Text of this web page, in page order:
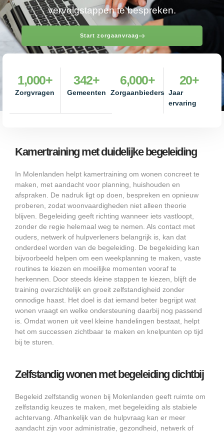
vervolgstappen te bespreken.
Start zorgaanvraag
Zorgvragen
1,000+
Gemeenten
342+
Zorgaanbieders
6,000+
Jaar
ervaring
20+
Kamertraining met duidelijke begeleiding
In Molenlanden helpt kamertraining om wonen concreet te
maken, met aandacht voor planning, huishouden en
afspraken. De nadruk ligt op doen, bespreken en opnieuw
proberen, zodat woonvaardigheden niet alleen theorie
blijven. Begeleiding geeft richting wanneer iets vastloopt,
zonder de regie helemaal weg te nemen. Als contact met
ouders, netwerk of hulpverleners belangrijk is, kan dat
onderdeel worden van de begeleiding. De begeleiding kan
bijvoorbeeld helpen om een weekplanning te maken, vaste
routines te kiezen en moeilijke momenten vooraf te
herkennen. Door steeds kleine stappen te kiezen, blijft de
training overzichtelijk en groeit zelfstandigheid zonder
onnodige haast. Het doel is dat iemand beter begrijpt wat
wonen vraagt en welke ondersteuning daarbij nog passend
is. Omdat wonen uit veel kleine handelingen bestaat, helpt
het om successen zichtbaar te maken en knelpunten op tijd
bij te sturen.
Zelfstandig wonen met begeleiding dichtbij
Begeleid zelfstandig wonen bij Molenlanden geeft ruimte om
zelfstandig keuzes te maken, met begeleiding als stabiele
achtervang. Afhankelijk van de hulpvraag kan er meer
aandacht zijn voor administratie, gezondheid, netwerk of